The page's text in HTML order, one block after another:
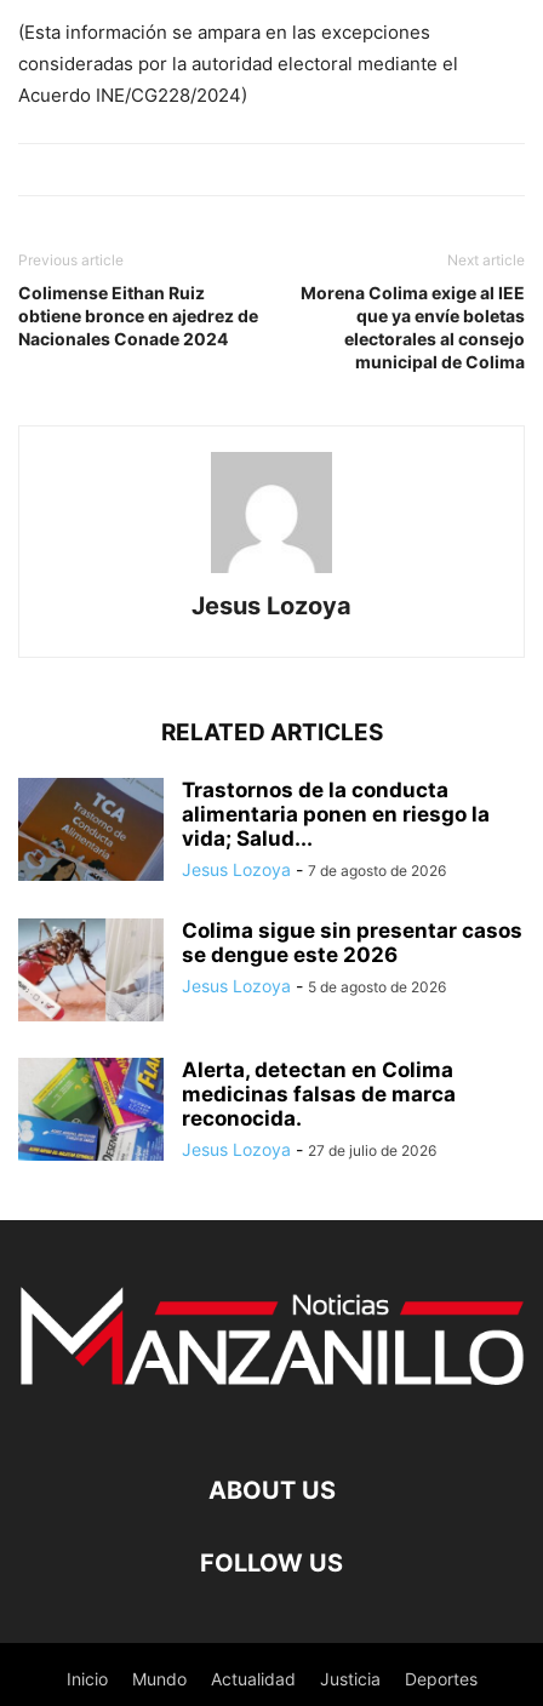
(Esta información se ampara en las excepciones
consideradas por la autoridad electoral mediante el
Acuerdo INE/CG228/2024)
Previous article
Colimense Eithan Ruiz
obtiene bronce en ajedrez de
Nacionales Conade 2024
Next article
Morena Colima exige al IEE
que ya envíe boletas
electorales al consejo
municipal de Colima
Jesus Lozoya
RELATED ARTICLES
Trastornos de la conducta
alimentaria ponen en riesgo la
vida; Salud...
Jesus Lozoya - 7 de agosto de 2026
Colima sigue sin presentar casos
se dengue este 2026
Jesus Lozoya - 5 de agosto de 2026
Alerta, detectan en Colima
medicinas falsas de marca
reconocida.
Jesus Lozoya - 27 de julio de 2026
ABOUT US
FOLLOW US
Inicio Mundo Actualidad Justicia Deportes